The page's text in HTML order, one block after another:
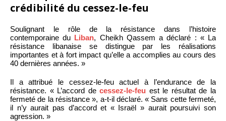
crédibilité du cessez-le-feu
Soulignant le rôle de la résistance dans l’histoire
contemporaine du Liban, Cheikh Qassem a déclaré : « La
résistance libanaise se distingue par les réalisations
importantes et à fort impact qu’elle a accomplies au cours des
40 dernières années. »
Il a attribué le cessez-le-feu actuel à l’endurance de la
résistance. « L’accord decessez-le-feu est le résultat de la
fermeté de la résistance », a-t-il déclaré. « Sans cette fermeté,
il n’y aurait pas d’accord et « Israël » aurait poursuivi son
agression. »